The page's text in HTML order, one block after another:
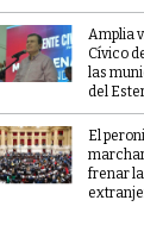
Amplia
Cívico
las
del
El
frenar